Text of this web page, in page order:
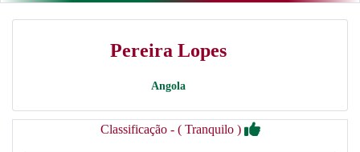
Pereira Lopes
Angola
Classificação - ( Tranquilo )